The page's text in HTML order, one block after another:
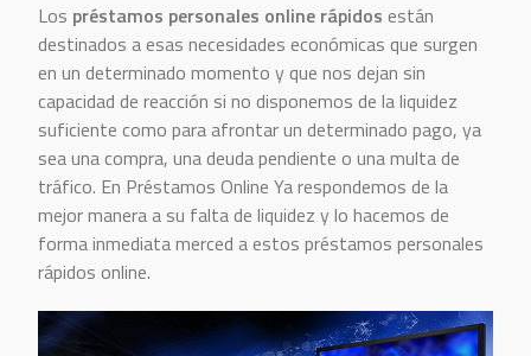
Los préstamos personales online rápidos están
destinados a esas necesidades económicas que surgen
en un determinado momento y que nos dejan sin
capacidad de reacción si no disponemos de la liquidez
suficiente como para afrontar un determinado pago, ya
sea una compra, una deuda pendiente o una multa de
tráfico. En Préstamos Online Ya respondemos de la
mejor manera a su falta de liquidez y lo hacemos de
forma inmediata merced a estos préstamos personales
rápidos online.